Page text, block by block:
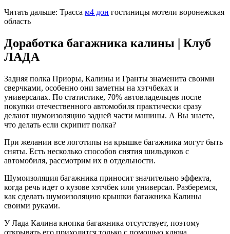
Читать дальше: Трасса м4 дон гостиницы мотели воронежская
область
Доработка багажника калины | Клуб
ЛАДА
Задняя полка Приоры, Калины и Гранты знаменита своими
сверчками, особенно они заметны на хэтчбеках и
универсалах. По статистике, 70% автовладельцев после
покупки отечественного автомобиля практически сразу
делают шумоизоляцию задней части машины. А Вы знаете,
что делать если скрипит полка?
При желании все логотипы на крышке багажника могут быть
сняты. Есть несколько способов снятия шильдиков с
автомобиля, рассмотрим их в отдельности.
Шумоизоляция багажника приносит значительно эффекта,
когда речь идет о кузове хэтчбек или универсал. Разберемся,
как сделать шумоизоляцию крышки багажника Калины
своими руками.
У Лада Калина кнопка багажника отсутствует, поэтому
открывать его приходится только с помощью ключа.